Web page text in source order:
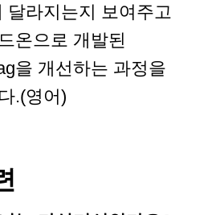
달라지는지 보여주고
온으로 개발된
을 개선하는 과정을
.(영어)